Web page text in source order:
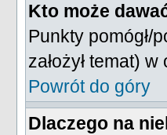
Kto może
Punkty pomógł/
założył temat)
Powrót do góry
Dlaczego na